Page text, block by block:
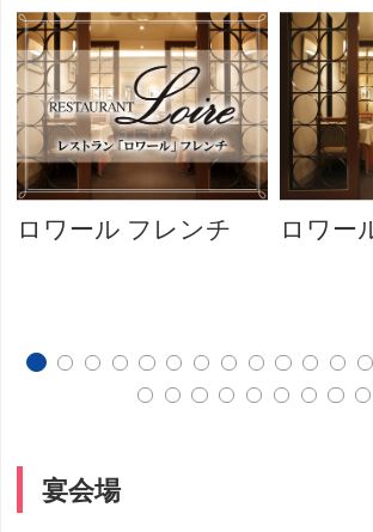
ロワール フレンチ ロワー
宴会場